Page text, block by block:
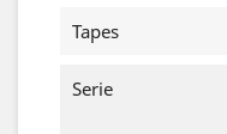
Tapes
Serie